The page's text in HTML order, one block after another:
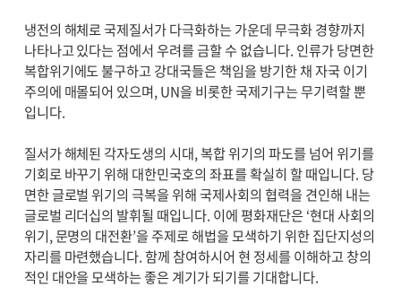
냉전의 해체로 국제질서가 다극화하는 가운데 무극화 경향까지
나타나고 있다는 점에서 우려를 금할 수 없습니다. 인류가 당면한
복합위기에도 불구하고 강대국들은 책임을 방기한 채 자국 이기
주의에 매몰되어 있으며, UN을 비롯한 국제기구는 무기력할 뿐
입니다.
질서가 해체된 각자도생의 시대, 복합 위기의 파도를 넘어 위기를
기회로 바꾸기 위해 대한민국호의 좌표를 확실히 할 때입니다. 당
면한 글로벌 위기의 극복을 위해 국제사회의 협력을 견인해 내는
글로벌 리더십의 발휘될 때입니다. 이에 평화재단은 ‘현대 사회의
위기, 문명의 대전환’을 주제로 해법을 모색하기 위한 집단지성의
자리를 마련했습니다. 함께 참여하시어 현 정세를 이해하고 창의
적인 대안을 모색하는 좋은 계기가 되기를 기대합니다.